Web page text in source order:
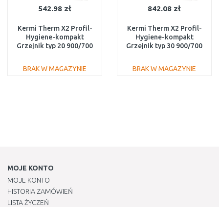
542.98 zł
Kermi Therm X2 Profil-
Hygiene-kompakt
Grzejnik typ 20 900/700
BRAK W MAGAZYNIE
842.08 zł
Kermi Therm X2 Profil-
Hygiene-kompakt
Grzejnik typ 30 900/700
BRAK W MAGAZYNIE
MOJE KONTO
MOJE KONTO
HISTORIA ZAMÓWIEŃ
LISTA ŻYCZEŃ